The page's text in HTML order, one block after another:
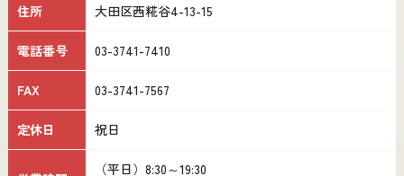
住所 大田区西糀谷4-13-15
電話番号 03-3741-7410
FAX 03-3741-7567
定休日 祝日
（平日）8:30～19:30